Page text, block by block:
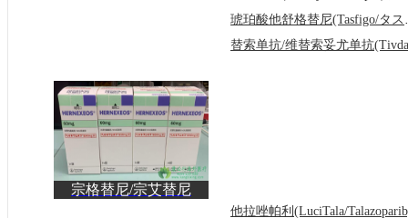
宗格替尼/宗艾替尼